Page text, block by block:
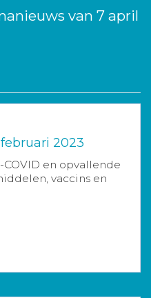
van 7 april
2023
en opvallende
vaccins en